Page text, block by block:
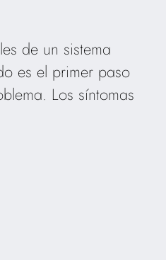
de un sistema
es el primer paso
Los síntomas